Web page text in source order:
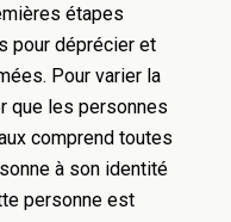
étapes
pour déprécier et
Pour varier la
que les personnes
comprend toutes
à son identité
personne est